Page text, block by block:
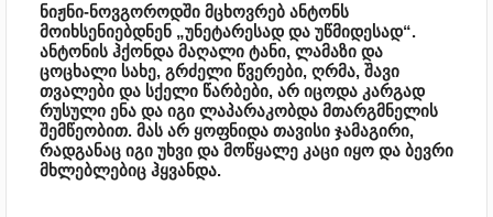
ნიჟნი-ნოვგოროდში მცხოვრებ ანტონს
მოიხსენიებდნენ „უნეტარესად და უწმიდესად“.
ანტონის ჰქონდა მაღალი ტანი, ლამაზი და
ცოცხალი სახე, გრძელი წვერები, ღრმა, შავი
თვალები და სქელი წარბები, არ იცოდა კარგად
რუსული ენა და იგი ლაპარაკობდა მთარგმნელის
შემწეობით. მას არ ყოფნიდა თავისი ჯამაგირი,
რადგანაც იგი უხვი და მოწყალე კაცი იყო და ბევრი
მხლებლებიც ჰყვანდა.